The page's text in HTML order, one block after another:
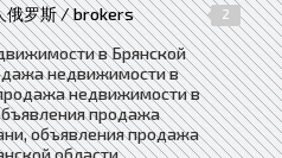
俄罗斯 / brokers
2
в Брянской
недвижимости в
недвижимости в
продажа
объявления продажа
области,